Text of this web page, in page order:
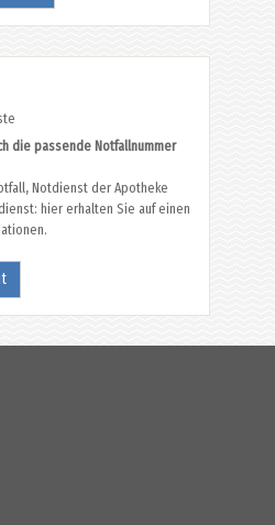
die passende Notfallnummer
Notdienst der Apotheke
hier erhalten Sie auf einen